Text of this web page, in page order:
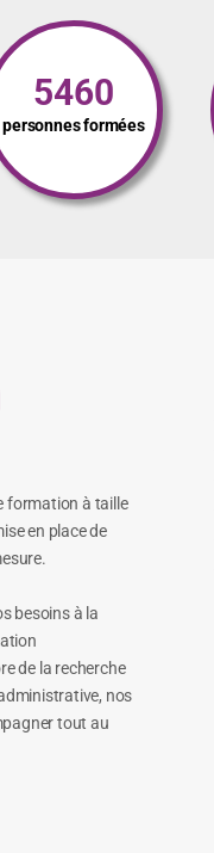
5460
personnes formées
formation à taille
en place de
besoins à la
de la recherche
nos
tout au